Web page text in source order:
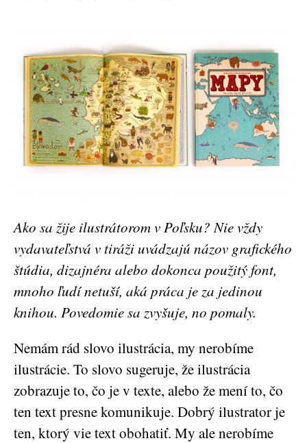
Ako sa žije ilustrátorom v Poľsku? Nie vždy
vydavateľstvá v tiráži uvádzajú názov grafického
štúdia, dizajnéra alebo dokonca použitý font,
mnoho ľudí netuší, aká práca je za jedinou
knihou. Povedomie sa zvyšuje, no pomaly.
Nemám rád slovo ilustrácia, my nerobíme
ilustrácie. To slovo sugeruje, že ilustrácia
zobrazuje to, čo je v texte, alebo že mení to, čo
ten text presne komunikuje. Dobrý ilustrator je
ten, ktorý vie text obohatiť. My ale nerobíme